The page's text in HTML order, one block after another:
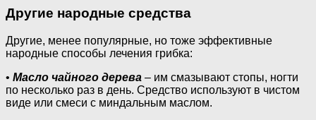
Другие народные средства
Другие, менее популярные, но тоже эффективные
народные способы лечения грибка:
• Масло чайного дерева – им смазывают стопы, ногти
по несколько раз в день. Средство используют в чистом
виде или смеси с миндальным маслом.